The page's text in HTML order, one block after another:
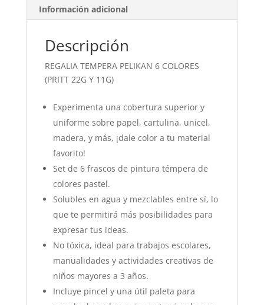
cantidad
Información adicional
Descripción
REGALIA TEMPERA PELIKAN 6 COLORES
(PRITT 22G Y 11G)
Experimenta una cobertura superior y
uniforme sobre papel, cartulina, unicel,
madera, y más, ¡dale color a tu material
favorito!
Set de 6 frascos de pintura témpera de
colores pastel.
Solubles en agua y mezclables entre sí, lo
que te permitirá más posibilidades para
expresar tus ideas.
No tóxica, ideal para trabajos escolares,
manualidades y actividades creativas de
niños mayores a 3 años.
Incluye pincel y una útil paleta para